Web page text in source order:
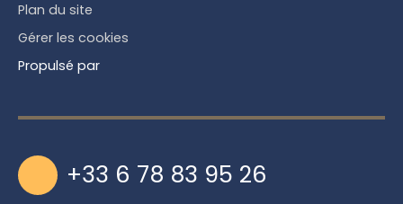
Plan du site
Gérer les cookies
Propulsé par
+33 6 78 83 95 26